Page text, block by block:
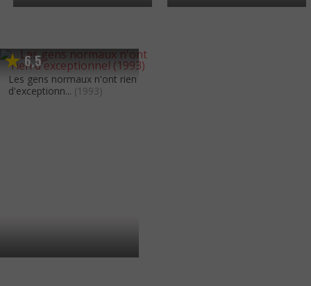
6,5
Les gens normaux n'ont rien
d'exceptionn... (1993)